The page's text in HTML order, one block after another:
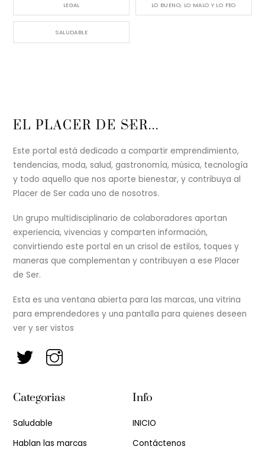
LEGAL LO BUENO, LO MALO Y LO FEO
SALUDABLE
Back
Top
EL PLACER DE SER...
Este portal está dedicado a compartir emprendimiento,
tendencias, moda, salud, gastronomía, música, tecnología
y todo aquello que nos aporte bienestar, y contribuya al
Placer de Ser cada uno de nosotros.
Un grupo multidisciplinario de colaboradores aportan
experiencia, vivencias y comparten información,
convirtiendo este portal en un crisol de estilos, toques y
maneras que complementan y contribuyen a ese Placer
de Ser.
Esta es una ventana abierta para las marcas, una vitrina
para emprendedores y una pantalla para quienes deseen
ver y ser vistos
Categorias
Saludable
Hablan las marcas
Info
INICIO
Contáctenos